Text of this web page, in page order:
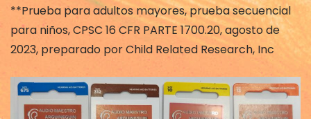
**Prueba para adultos mayores, prueba secuencial
para niños, CPSC 16 CFR PARTE 1700.20, agosto de
2023, preparado por Child Related Research, Inc